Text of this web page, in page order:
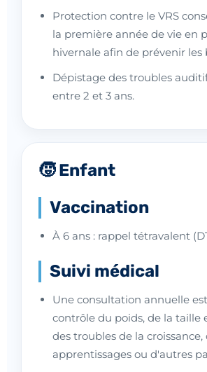
Protection contre le VRS
la première année de vie en
hivernale afin de prévenir les
Dépistage des troubles
entre 2 et 3 ans.
🧒 Enfant
Vaccination
À 6 ans : rappel tétravalent
Suivi médical
Une consultation annuelle
contrôle du poids, de la taille
des troubles de la croissance,
apprentissages ou d'autres